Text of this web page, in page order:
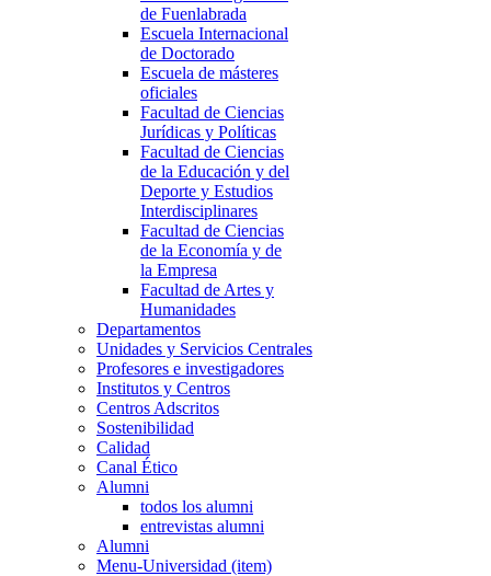
de Fuenlabrada
Escuela Internacional
de Doctorado
Escuela de másteres
oficiales
Facultad de Ciencias
Jurídicas y Políticas
Facultad de Ciencias
de la Educación y del
Deporte y Estudios
Interdisciplinares
Facultad de Ciencias
de la Economía y de
la Empresa
Facultad de Artes y
Humanidades
Departamentos
Unidades y Servicios Centrales
Profesores e investigadores
Institutos y Centros
Centros Adscritos
Sostenibilidad
Calidad
Canal Ético
Alumni
todos los alumni
entrevistas alumni
Alumni
Menu-Universidad (item)